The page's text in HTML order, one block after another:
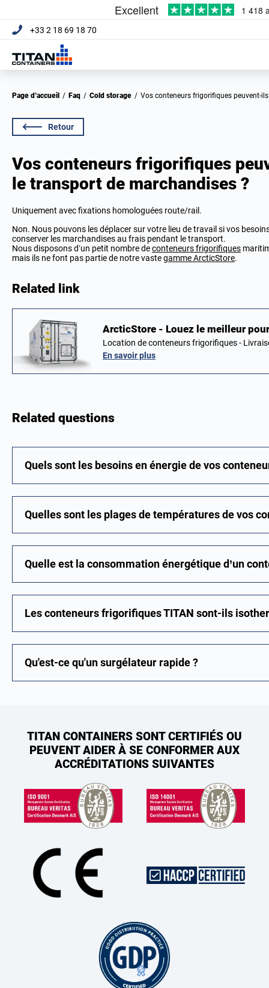
+33 2 18 69 18 70
Page d’accueil / Faq / Cold storage / Vos conteneurs frigorifiques peuvent-
Retour
Vos conteneurs frigorifiques
le transport de marchandises ?
Uniquement avec fixations homologuées route/rail.
Non. Nous pouvons les déplacer sur votre lieu de travail si vos
conserver les marchandises au frais pendant le transport.
Nous disposons d’un petit nombre deconteneurs frigorifiques
mais ils ne font pas partie de notre vastegamme ArcticStore.
Related link
ArcticStore - Louez le meilleur
Location de conteneurs frigorifiques -
En savoir plus
Related questions
Quels sont les besoins en énergie de vos
Quelles sont les plages de températures de vos
Quelle est la consommation énergétique d’un
Les conteneurs frigorifiques TITAN sont-ils
Qu'est-ce qu'un surgélateur rapide ?
TITAN CONTAINERS SONT CERTIFIÉS OU
PEUVENT AIDER À SE CONFORMER AUX
ACCRÉDITATIONS SUIVANTES